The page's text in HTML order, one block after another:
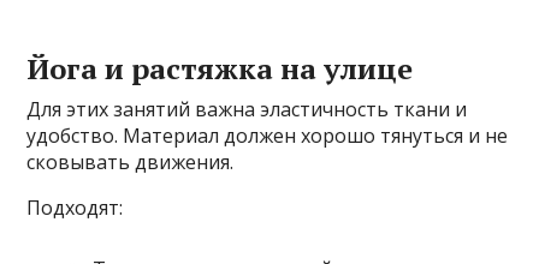
Йога и растяжка на улице
Для этих занятий важна эластичность ткани и
удобство. Материал должен хорошо тянуться и не
сковывать движения.
Подходят: